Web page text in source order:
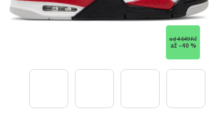
od 4 649 Kč
až –40 %